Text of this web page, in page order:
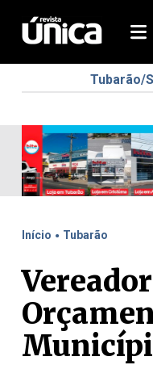
Tubarão/
Início . Tubarão